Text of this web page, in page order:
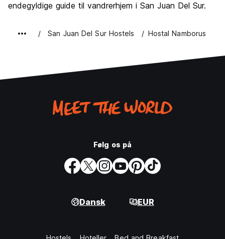
endegyldige guide til vandrerhjem i San Juan Del Sur.
San Juan Del Sur Hostels Hostal Namborus
Følg os på
Dansk EUR